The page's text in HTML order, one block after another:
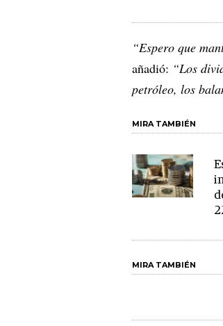
“Espero que
añadió: “Los
petróleo, los
MIRA TAMBIÉN
MIRA TAMBIÉN